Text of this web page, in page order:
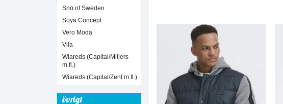
Snö of Sweden
Soya Concept
Vero Moda
Vila
Wiareds (Capital/Millers
m.fl.)
Wiareds (Capital/Zent m.fl.)
övrigt